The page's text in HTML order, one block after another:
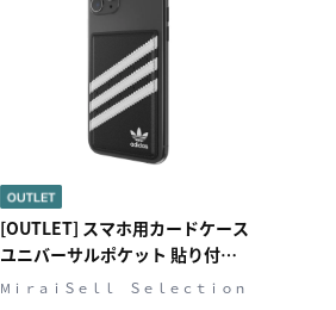
レビュー件数（多い
レビュー評価（高い
順）
価格（安い順）
価格（高い順）
[OUTLET] スマホ用カードケース
ユニバーサルポケット 貼り付け
タイプ SAMBA(サンバ)シリーズ
MⅰｒａｉＳｅｌｌ Ｓｅｌｅｃｔｉｏｎ